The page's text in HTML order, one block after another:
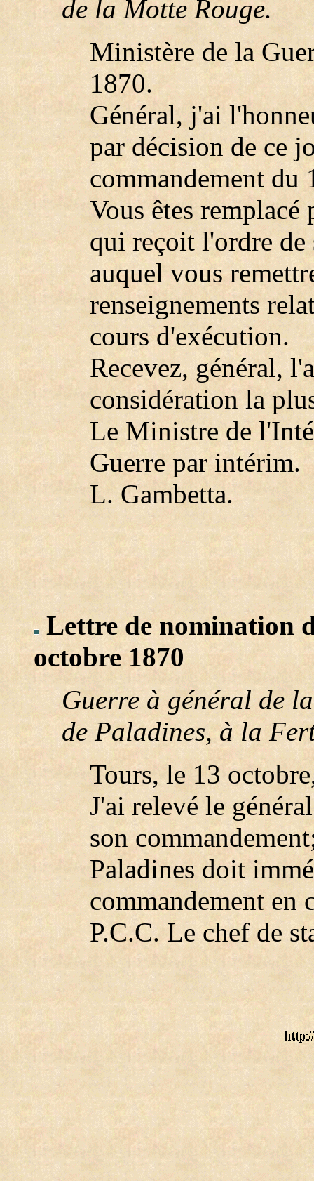
de la Motte Rouge.
Ministère de la
1870.
Général, j'ai
par décision de ce
commandement du
Vous êtes
qui reçoit l'ordre de
auquel vous
renseignements
cours d'exécution.
Recevez, général,
considération la
Le Ministre de
Guerre par intérim.
L. Gambetta.
Lettre de nomination
octobre 1870
Guerre à général de
de Paladines, à la
Tours, le 13
J'ai relevé le
son
Paladines doit
commandement en
P.C.C. Le chef de